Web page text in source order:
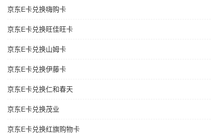
京东E卡兑换嗨购卡
京东E卡兑换旺佳旺卡
京东E卡兑换山姆卡
京东E卡兑换伊藤卡
京东E卡兑换仁和春天
京东E卡兑换茂业
京东E卡兑换红旗购物卡